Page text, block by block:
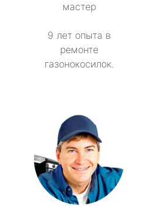
мастер
9 лет опыта в
ремонте
газонокосилок.